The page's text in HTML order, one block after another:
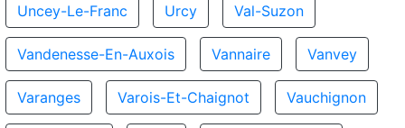
Uncey-Le-Franc Urcy Val-Suzon
Vandenesse-En-Auxois Vannaire Vanvey
Varanges Varois-Et-Chaignot Vauchignon